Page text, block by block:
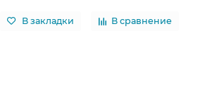
В закладки В сравнение